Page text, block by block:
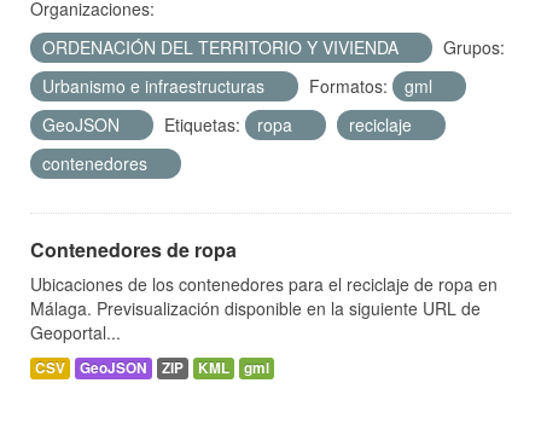
Organizaciones:
ORDENACIÓN DEL TERRITORIO Y VIVIENDA
Grupos:
Urbanismo e infraestructuras
Formatos:
gml
GeoJSON
Etiquetas: ropa
reciclaje
contenedores
Contenedores de ropa
Ubicaciones de los contenedores para el reciclaje de ropa en
Málaga. Previsualización disponible en la siguiente URL de
Geoportal...
CSV GeoJSON ZIP KML gml